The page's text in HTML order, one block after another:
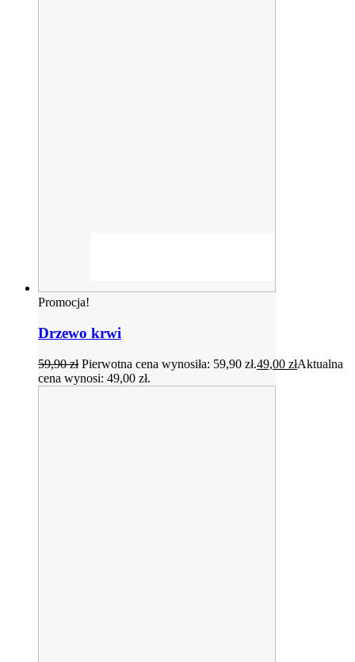
Promocja!
Drzewo krwi
59,90zł Pierwotna cena wynosiła: 59,90 zł.49,00 złAktualna
cena wynosi: 49,00 zł.